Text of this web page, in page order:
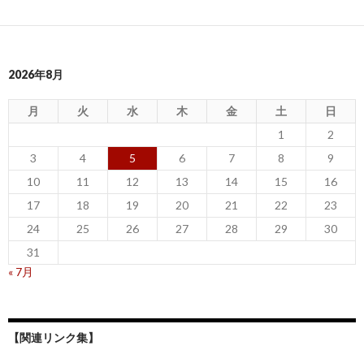
2026年8月
月 火 水 木 金 土
日
1
2
3
4 5 6 7 8
9
10
11 12 13 14 15
16
17
18 19 20 21 22
23
24
25 26 27 28 29
30
31
« 7月
【関連リンク集】